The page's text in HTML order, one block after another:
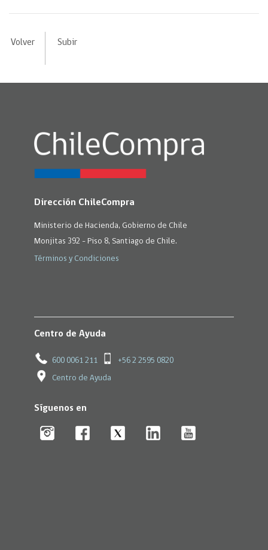
Volver Subir
Dirección ChileCompra
Ministerio de Hacienda, Gobierno de Chile
Monjitas 392 - Piso 8, Santiago de Chile.
Términos y Condiciones
Centro de Ayuda
600 0061 211 +56 2 2595 0820
Centro de Ayuda
Síguenos en